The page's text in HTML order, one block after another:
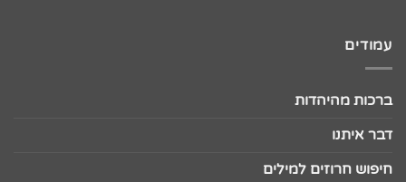
עמודים
ברכות מהיהדות
דבר איתנו
חיפוש חרוזים למילים